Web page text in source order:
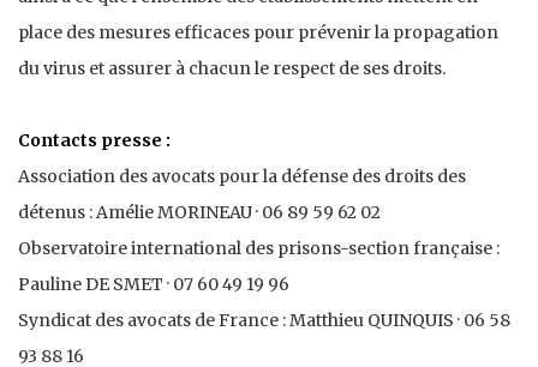
place des mesures efficaces pour prévenir la propagation
du virus et assurer à chacun le respect de ses droits.
Contacts presse :
Association des avocats pour la défense des droits des
détenus : Amélie MORINEAU · 06 89 59 62 02
Observatoire international des prisons-section française :
Pauline DE SMET · 07 60 49 19 96
Syndicat des avocats de France : Matthieu QUINQUIS · 06 58
93 88 16